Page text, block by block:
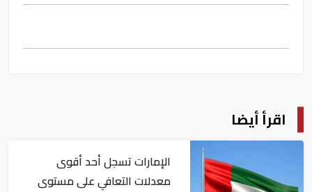
اقرأ أيضا
الإمارات تسجل أحد أقوى
معدلات التعافي على مستوى